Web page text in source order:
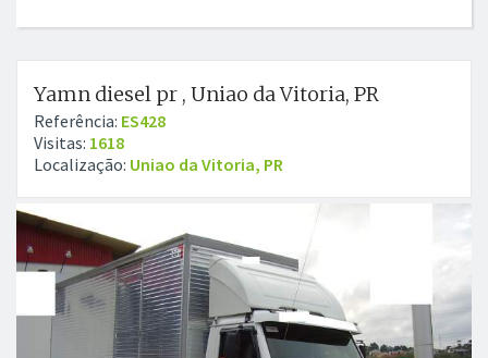
Yamn diesel pr , Uniao da Vitoria, PR
Referência: ES428
Visitas: 1618
Localização: Uniao da Vitoria, PR
GRÁTIS